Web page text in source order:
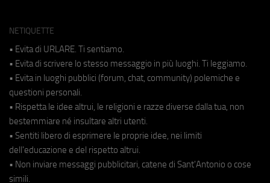
NETIQUETTE
• Evita di URLARE. Ti sentiamo.
• Evita di scrivere lo stesso messaggio in più luoghi. Ti leggiamo.
• Evita in luoghi pubblici (forum, chat, community) polemiche e
questioni personali.
• Rispetta le idee altrui, le religioni e razze diverse dalla tua, non
bestemmiare né insultare altri utenti.
• Sentiti libero di esprimere le proprie idee, nei limiti
dell'educazione e del rispetto altrui.
• Non inviare messaggi pubblicitari, catene di Sant'Antonio o cose
simili.